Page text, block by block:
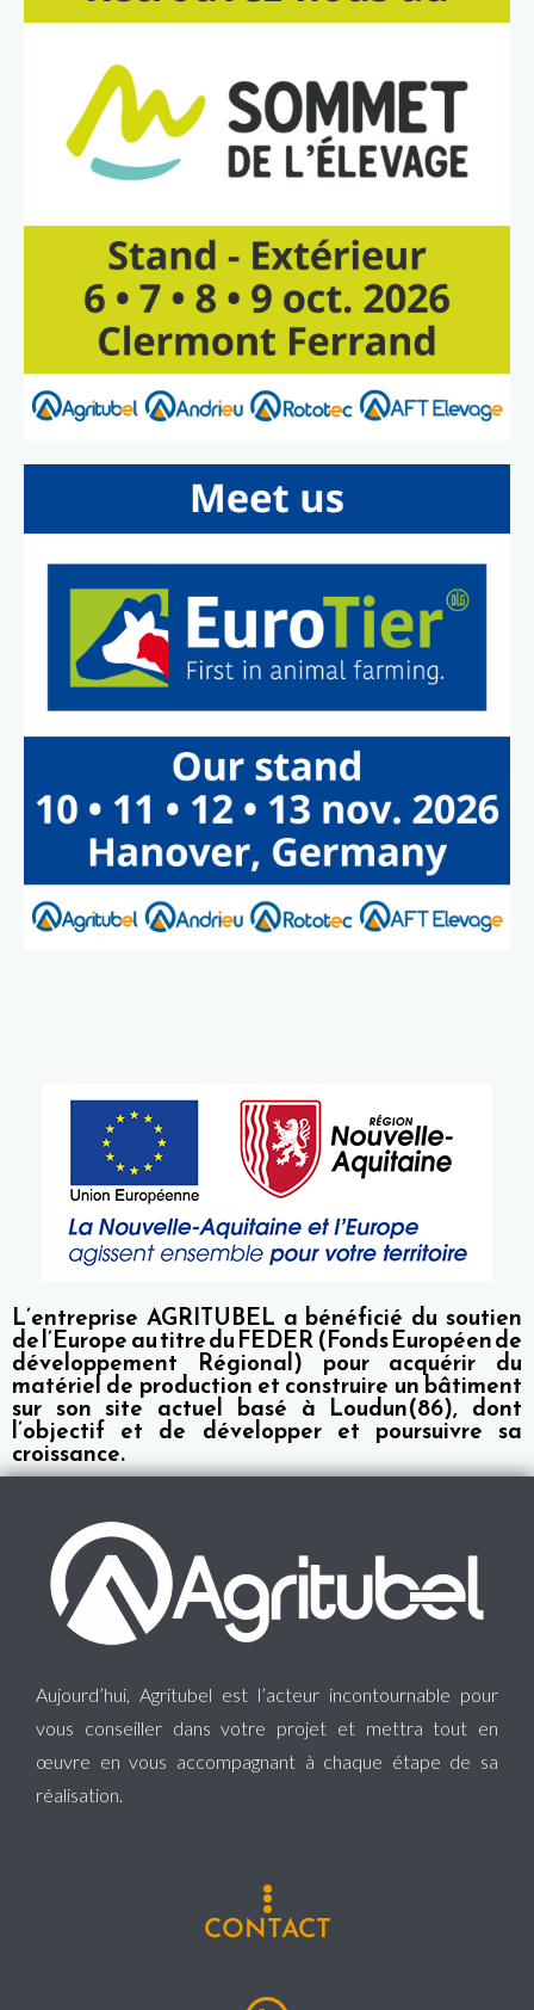
L’entreprise AGRITUBEL a bénéficié du soutien
de l’Europe au titre du FEDER (Fonds Européen de
développement Régional) pour acquérir du
matériel de production et construire un bâtiment
sur son site actuel basé à Loudun(86), dont
l’objectif et de développer et poursuivre sa
croissance.
Aujourd’hui, Agritubel est l’acteur incontournable pour
vous conseiller dans votre projet et mettra tout en
œuvre en vous accompagnant à chaque étape de sa
réalisation.
CONTACT